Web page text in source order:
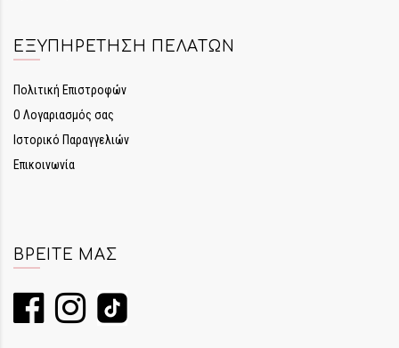
ΕΞΥΠΗΡΈΤΗΣΗ ΠΕΛΑΤΏΝ
Πολιτική Επιστροφών
Ο Λογαριασμός σας
Ιστορικό Παραγγελιών
Επικοινωνία
ΒΡΕΊΤΕ ΜΑΣ